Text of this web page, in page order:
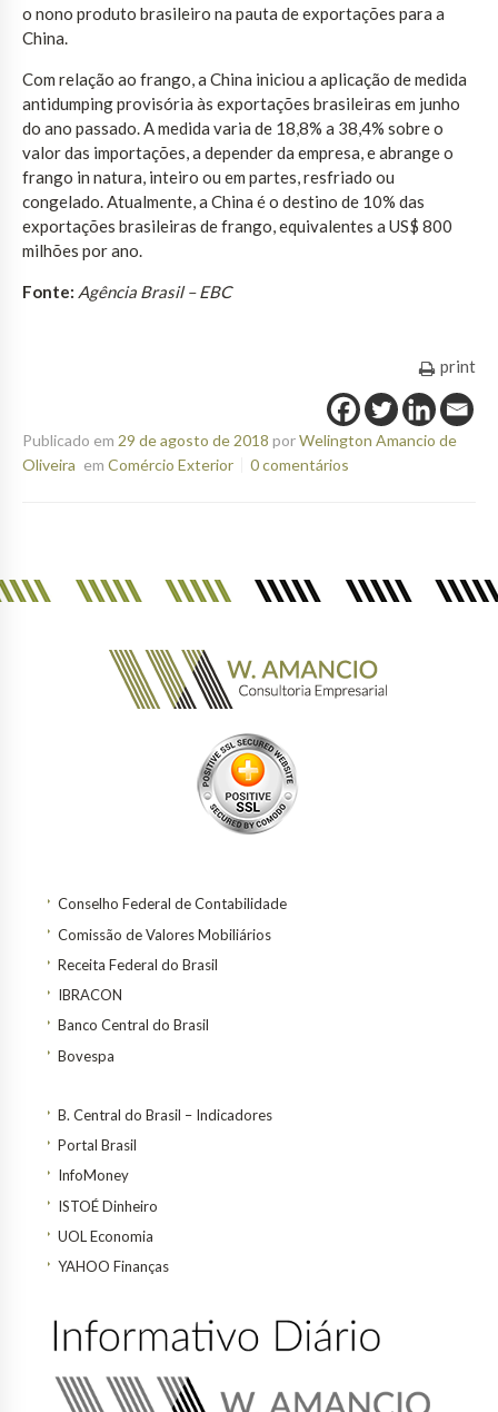
o nono produto brasileiro na pauta de exportações para a
China.
Com relação ao frango, a China iniciou a aplicação de medida
antidumping provisória às exportações brasileiras em junho
do ano passado. A medida varia de 18,8% a 38,4% sobre o
valor das importações, a depender da empresa, e abrange o
frango in natura, inteiro ou em partes, resfriado ou
congelado. Atualmente, a China é o destino de 10% das
exportações brasileiras de frango, equivalentes a US$ 800
milhões por ano.
Fonte: Agência Brasil – EBC
print
Publicado em 29 de agosto de 2018 porWelington Amancio de
Oliveira em Comércio Exterior 0 comentários
Conselho Federal de Contabilidade
Comissão de Valores Mobiliários
Receita Federal do Brasil
IBRACON
Banco Central do Brasil
Bovespa
B. Central do Brasil – Indicadores
Portal Brasil
InfoMoney
ISTOÉ Dinheiro
UOL Economia
YAHOO Finanças